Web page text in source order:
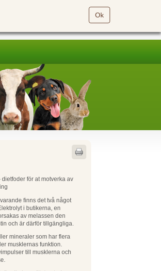
Ok
för at motverka av
finns det två något
i butikerna, en
av melassen den
och är därför tillgängliga.
mineraler som har flera
musklernas funktion.
till musklerna och